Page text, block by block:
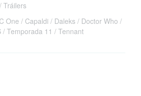
Tráilers
One Capaldi Daleks
Doctor Who
Temporada 11 Tennant